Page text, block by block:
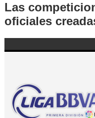
Las
oficiales